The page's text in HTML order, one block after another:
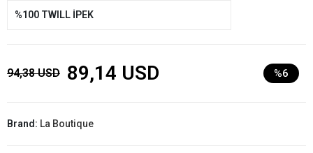
%100 TWILL İPEK
94,38 USD 89,14 USD %6
Brand: La Boutique